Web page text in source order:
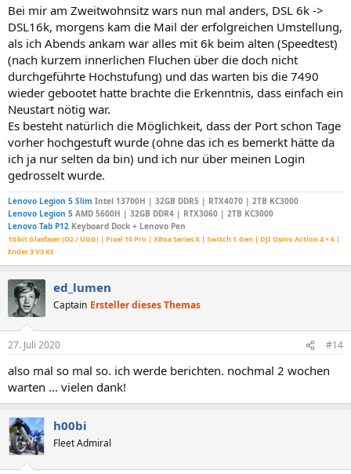
Bei mir am Zweitwohnsitz wars nun mal anders, DSL 6k ->
DSL16k, morgens kam die Mail der erfolgreichen Umstellung,
als ich Abends ankam war alles mit 6k beim alten (Speedtest)
(nach kurzem innerlichen Fluchen über die doch nicht
durchgeführte Hochstufung) und das warten bis die 7490
wieder gebootet hatte brachte die Erkenntnis, dass einfach ein
Neustart nötig war.
Es besteht natürlich die Möglichkeit, dass der Port schon Tage
vorher hochgestuft wurde (ohne das ich es bemerkt hätte da
ich ja nur selten da bin) und ich nur über meinen Login
gedrosselt wurde.
Lenovo Legion 5 Slim Intel 13700H | 32GB DDR5 | RTX4070 | 2TB KC3000
Lenovo Legion 5 AMD 5600H | 32GB DDR4 | RTX3060 | 2TB KC3000
Lenovo Tab P12 Keyboard Dock + Lenovo Pen
1Gbit Glasfaser (O2 / UGG) | Pixel 10 Pro | XBox Series X | Switch 1.Gen | DJI Osmo Action 4 + 6 |
Ender 3 V3 KE
ed_lumen
Captain Ersteller dieses Themas
27. Juli 2020 #14
also mal so mal so. ich werde berichten. nochmal 2 wochen
warten ... vielen dank!
h00bi
Fleet Admiral